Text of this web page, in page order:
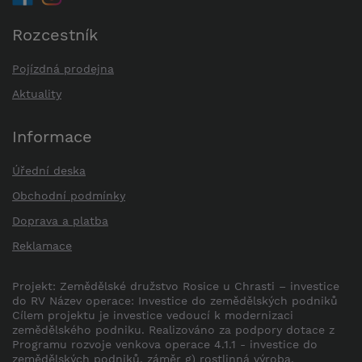
Rozcestník
Pojízdná prodejna
Aktuality
Informace
Úřední deska
Obchodní podmínky
Doprava a platba
Reklamace
Projekt: Zemědělské družstvo Rosice u Chrasti – investice
do RV Název operace: Investice do zemědělských podniků
Cílem projektu je investice vedoucí k modernizaci
zemědělského podniku. Realizováno za podpory dotace z
Programu rozvoje venkova operace 4.1.1 - investice do
zemědělských podniků, záměr g) rostlinná výroba.